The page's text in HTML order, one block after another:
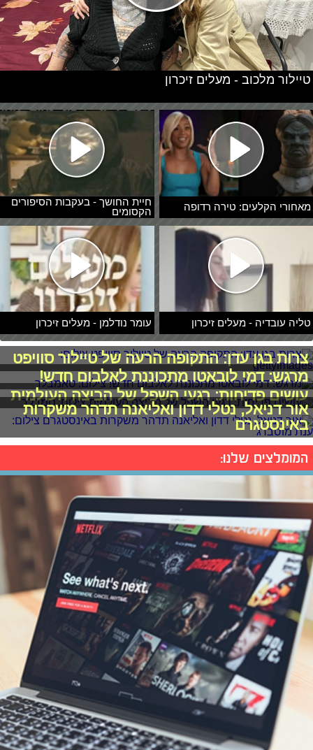
מאחורי הקלעים: טירה רדופה
חיית החושך - בעקבות הסיפורים
הקסומים
טליה עובדיה - מעלים זיכרון עומר נודלמן - מעלים זיכרון
טיילור מלכוב - מעלים זיכרון
צרות בגן עדן: התקופה הרעה של טיילור סוויפט
מרגש: דמי לובאטו מתכוננת לאלבום חדש!
עושים פדיחות: רגעי השפל של הביצה העולמית
אור דניאל, נטלי דדון ואליאנה תדהר משקרות
באינסטגרם
המומלצים שלנו: